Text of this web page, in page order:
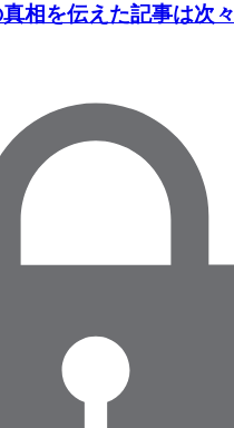
相を伝えた記事は次